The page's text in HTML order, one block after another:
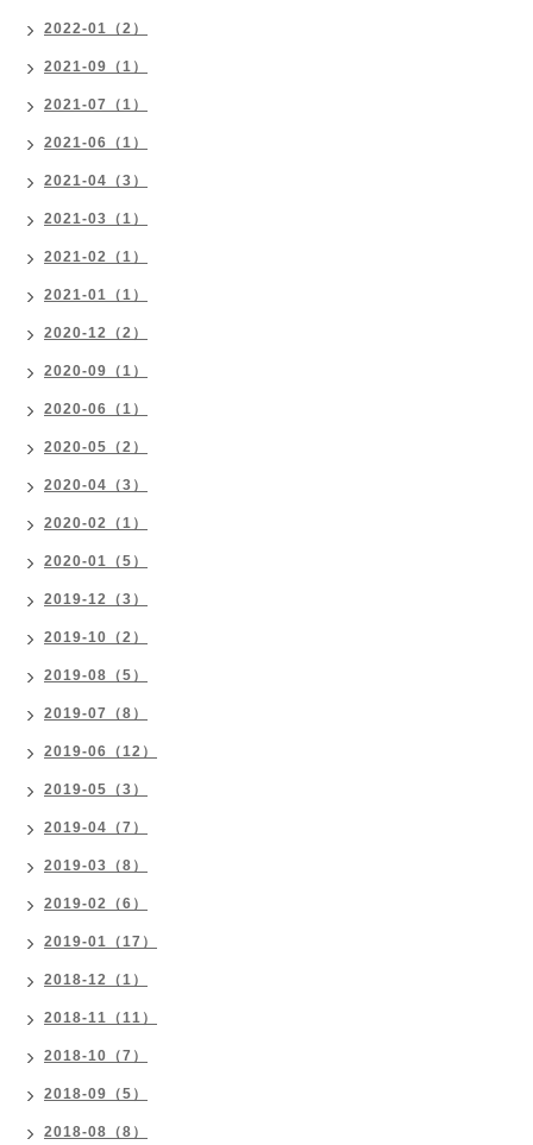
2022-01（2）
2021-09（1）
2021-07（1）
2021-06（1）
2021-04（3）
2021-03（1）
2021-02（1）
2021-01（1）
2020-12（2）
2020-09（1）
2020-06（1）
2020-05（2）
2020-04（3）
2020-02（1）
2020-01（5）
2019-12（3）
2019-10（2）
2019-08（5）
2019-07（8）
2019-06（12）
2019-05（3）
2019-04（7）
2019-03（8）
2019-02（6）
2019-01（17）
2018-12（1）
2018-11（11）
2018-10（7）
2018-09（5）
2018-08（8）